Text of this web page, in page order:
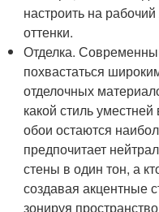
настроить на
оттенки.
Отделка.
похвастаться
отделочных
какой стиль
обои остаются
предпочитает
стены в один тон, а
создавая акцентные
зонируя